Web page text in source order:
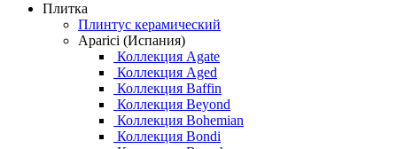
Плитка
Плинтус керамический
Aparici (Испания)
Коллекция Agate
Коллекция Aged
Коллекция Baffin
Коллекция Beyond
Коллекция Bohemian
Коллекция Bondi